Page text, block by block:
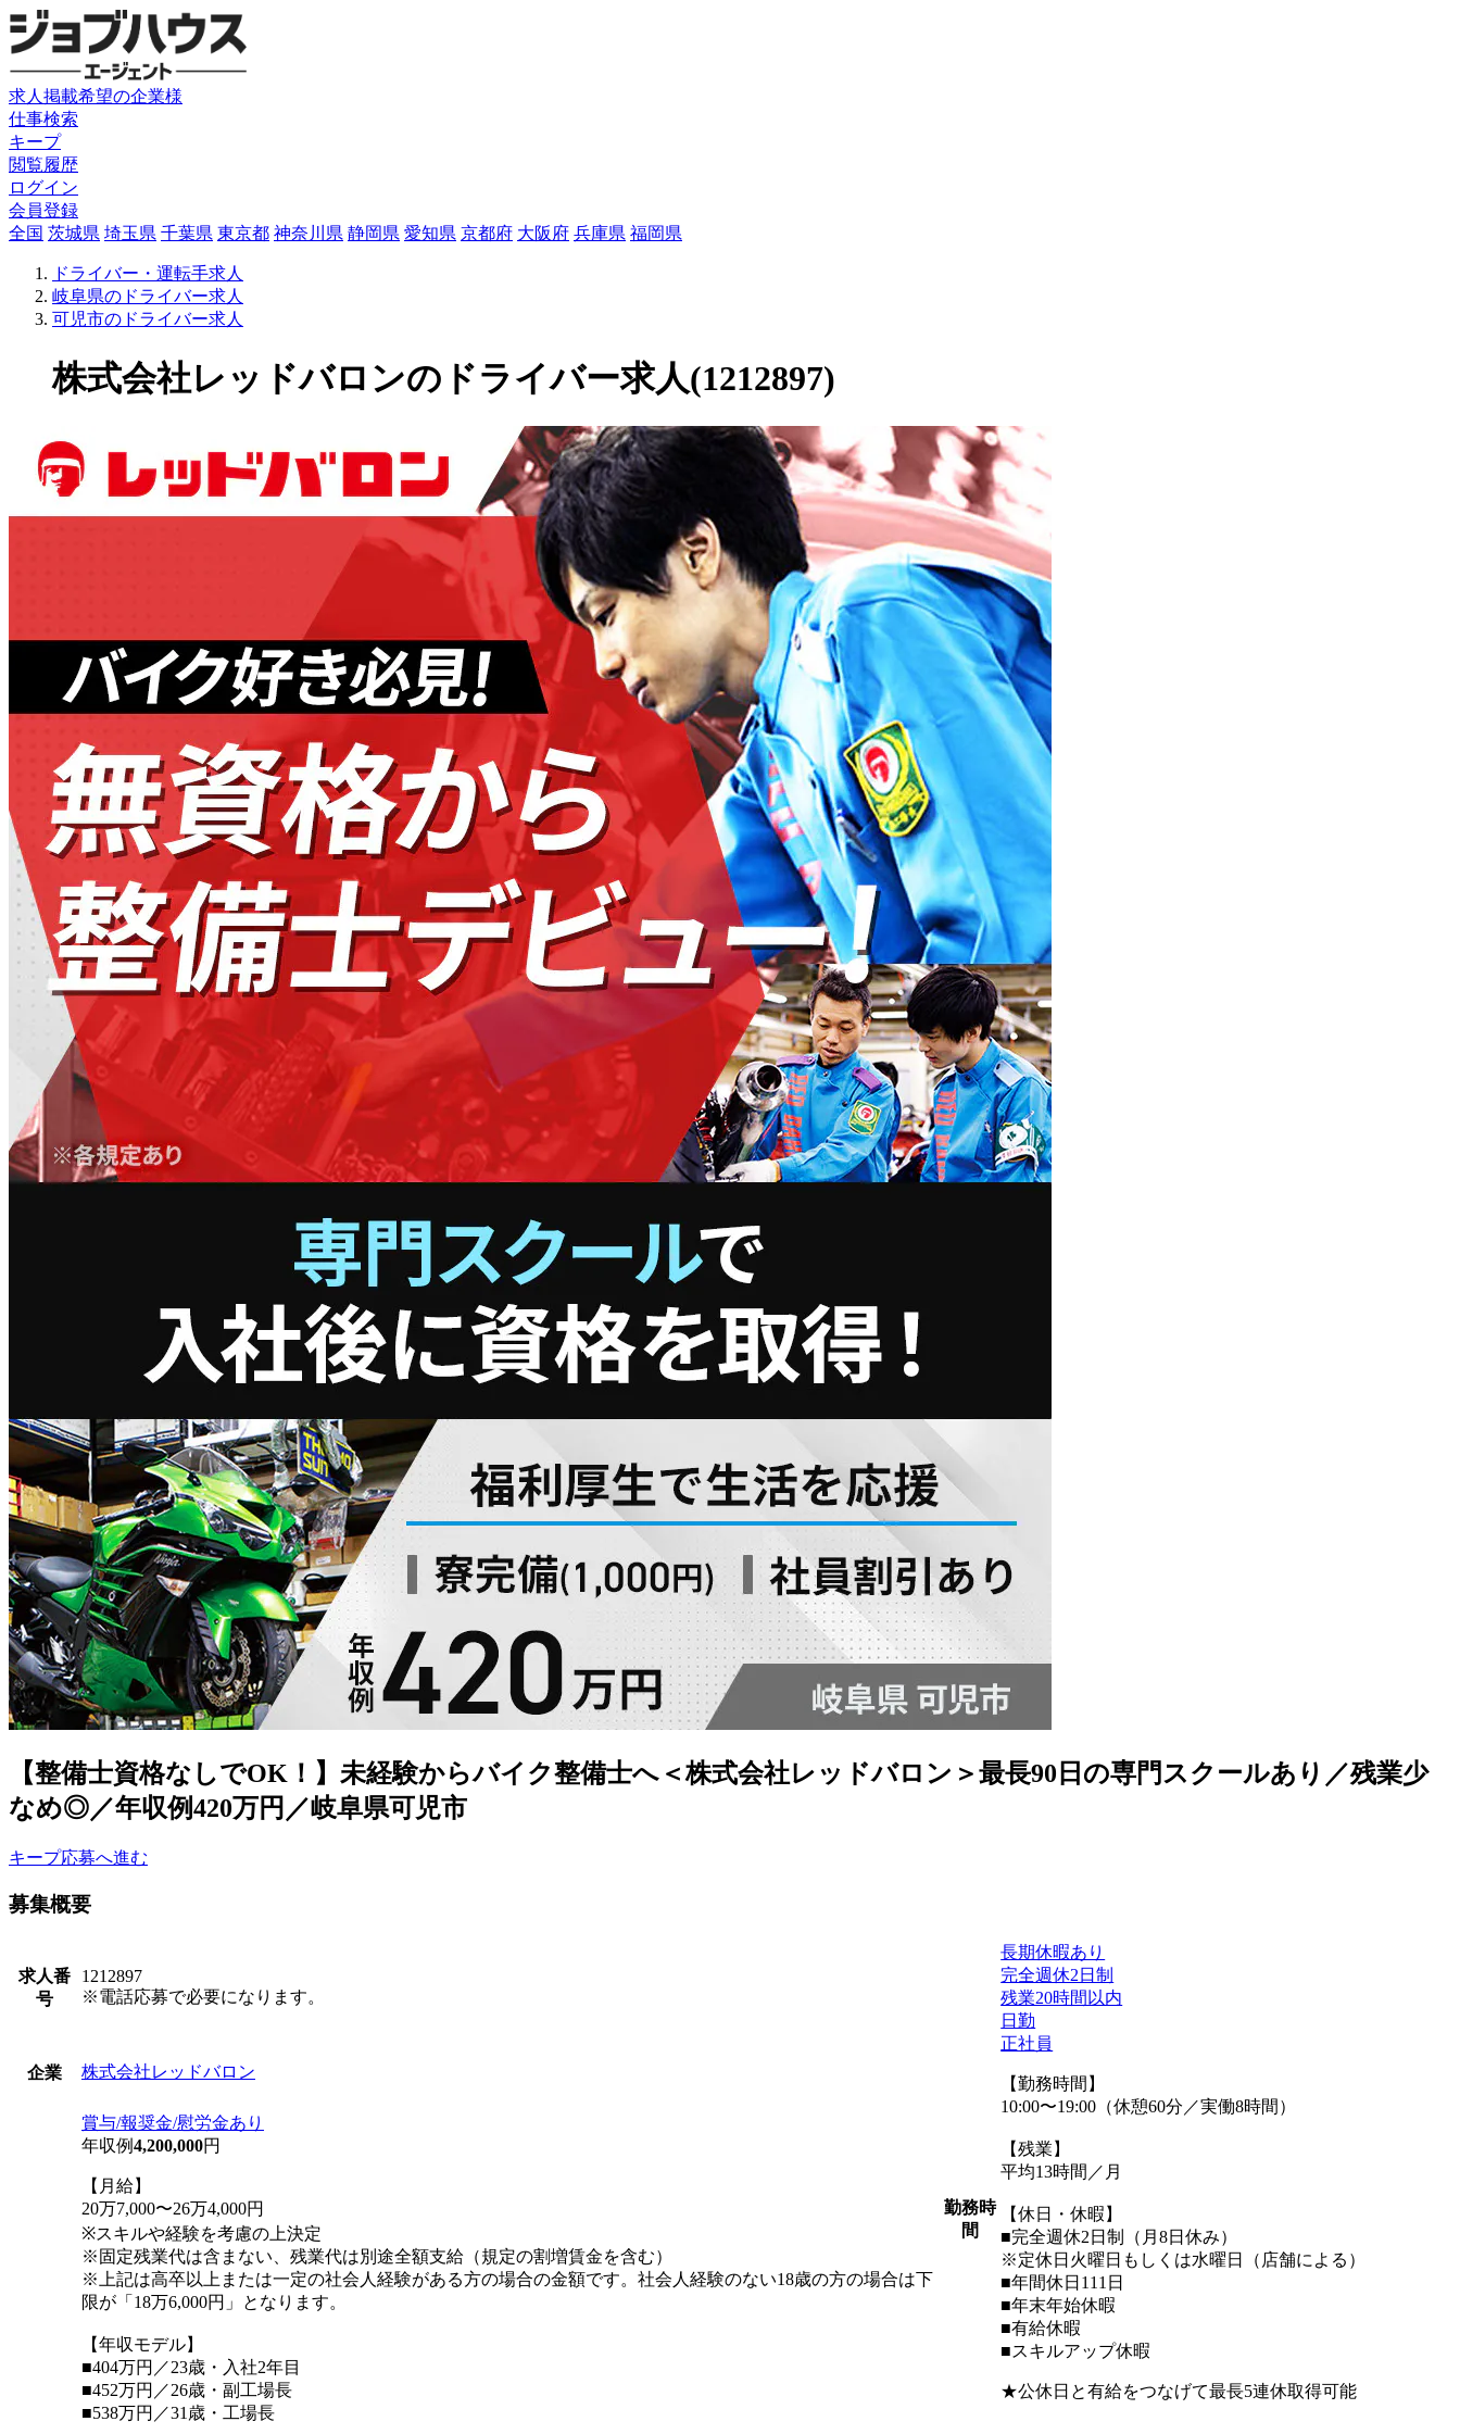
求人掲載希望の企業様
仕事検索
キープ
閲覧履歴
ログイン
会員登録
全国 茨城県 埼玉県 千葉県 東京都 神奈川県 静岡県 愛知県 京都府 大阪府 兵庫県 福岡県
ドライバー・運転手求人
岐阜県のドライバー求人
可児市のドライバー求人
株式会社レッドバロンのドライバー求人(1212897)
【整備士資格なしでOK！】未経験からバイク整備士へ＜株式会社レッドバロン＞最長90日の専門スクールあり／残業少
なめ◎／年収例420万円／岐阜県可児市
キープ応募へ進む
募集概要
求人番
号
1212897
※電話応募で必要になります。
企業 株式会社レッドバロン
賞与/報奨金/慰労金あり
年収例4,200,000円
【月給】
20万7,000〜26万4,000円
※スキルや経験を考慮の上決定
※固定残業代は含まない、残業代は別途全額支給（規定の割増賃金を含む）
※上記は高卒以上または一定の社会人経験がある方の場合の金額です。社会人経験のない18歳の方の場合は下
限が「18万6,000円」となります。
【年収モデル】
■404万円／23歳・入社2年目
■452万円／26歳・副工場長
■538万円／31歳・工場長
勤務時
間
長期休暇あり
完全週休2日制
残業20時間以内
日勤
正社員
【勤務時間】
10:00〜19:00（休憩60分／実働8時間）
【残業】
平均13時間／月
【休日・休暇】
■完全週休2日制（月8日休み）
※定休日火曜日もしくは水曜日（店舗による）
■年間休日111日
■年末年始休暇
■有給休暇
■スキルアップ休暇
★公休日と有給をつなげて最長5連休取得可能